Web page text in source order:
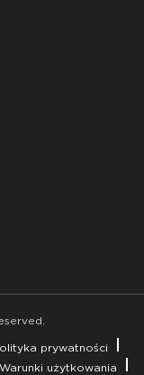
prywatności
Warunki użytkowania